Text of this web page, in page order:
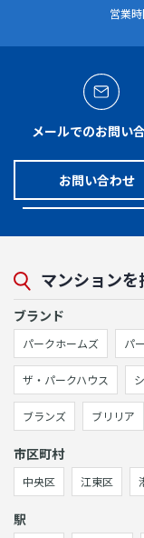
営業
メールでのお問い
お問い合わせ
マンションを
ブランド
パークホームズ パ
ザ・パークハウス
ブランズ ブリリア
市区町村
中央区 江東区
駅